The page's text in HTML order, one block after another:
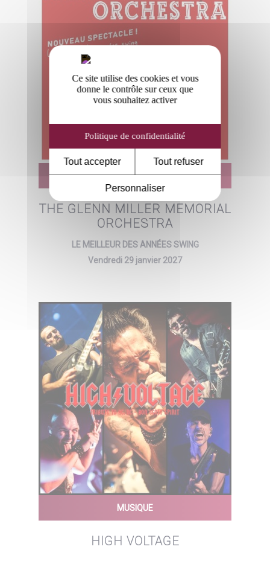
MUSIQUE
THE GLENN MILLER MEMORIAL
ORCHESTRA
LE MEILLEUR DES ANNÉES SWING
Vendredi 29 janvier 2027
MUSIQUE
HIGH VOLTAGE
Ce site utilise des cookies et vous
donne le contrôle sur ceux que
vous souhaitez activer
Politique de confidentialité
Tout accepter Tout refuser
Personnaliser